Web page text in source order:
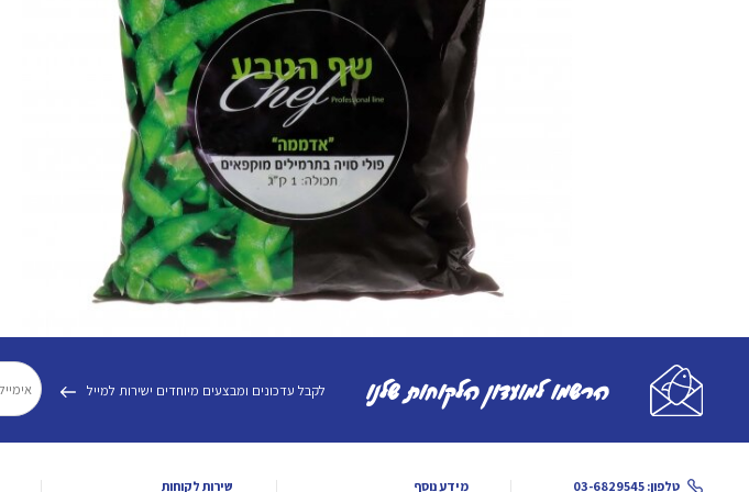
הרשמו למועדון הלקוחות שלנו לקבל עדכונים ומבצעים מיוחדים ישירות למייל
טלפון: 03-6829545 מידע נוסף שירות לקוחות